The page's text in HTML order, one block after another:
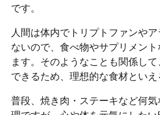
です。
人間は体内でトリプトファンや
ないので、食べ物やサプリメン
ます。そのようなことも関係し
できるため、理想的な食材といえ
普段、焼き肉・ステーキなど何